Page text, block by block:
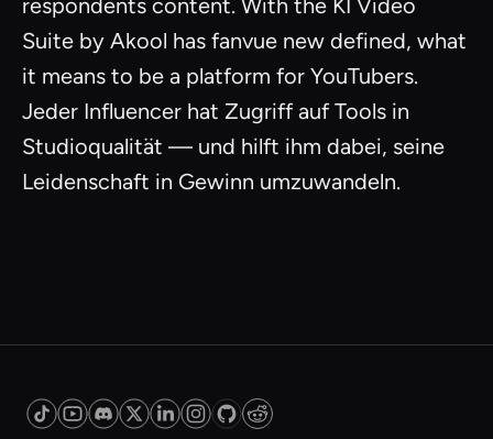
respondents content. With the KI Video
Suite by Akool has fanvue new defined, what
it means to be a platform for YouTubers.
Jeder Influencer hat Zugriff auf Tools in
Studioqualität — und hilft ihm dabei, seine
Leidenschaft in Gewinn umzuwandeln.